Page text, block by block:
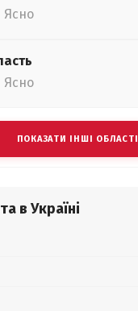
Ясно
Ясно
ПОКАЗАТИ ІНШІ ОБЛАСТІ
в Україні